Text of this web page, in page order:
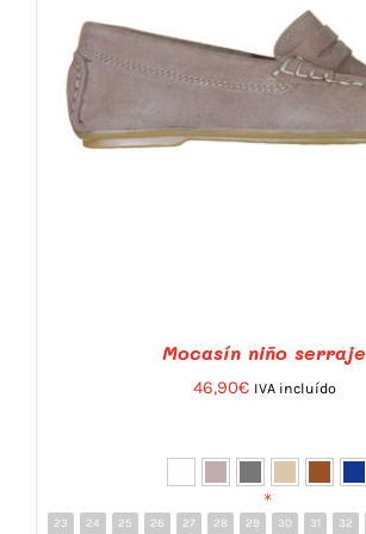
Mocasín niño serraje
46,90€ IVA incluído
*
23 24 25 26 27 28 29 30 31 32